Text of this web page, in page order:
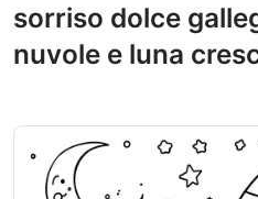
sorriso dolce
nuvole e luna